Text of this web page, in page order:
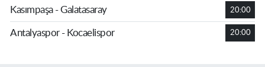
Kasımpaşa - Galatasaray 20:00
Antalyaspor - Kocaelispor 20:00